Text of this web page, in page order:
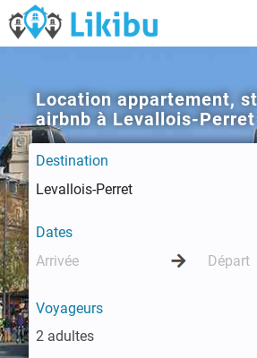
Location appartement,
airbnb à Levallois-Perret
Destination
Dates
Voyageurs
2 adultes